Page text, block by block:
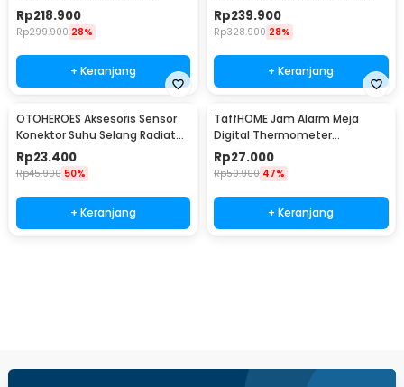
Wireless 2 Probe - KN6008-2
Rp218.900
Rp299.900 28%
+ Keranjang
HCHO AQI - JSM-131 SC
Rp239.900
Rp328.900 28%
+ Keranjang
OTOHEROES Aksesoris Sensor
Konektor Suhu Selang Radiator
Mesin Motor 18mm
Rp23.400
Rp45.900 50%
+ Keranjang
TaffHOME Jam Alarm Meja
Digital Thermometer
Hygrometer Weather Station -
2158
Rp27.000
Rp50.900 47%
+ Keranjang